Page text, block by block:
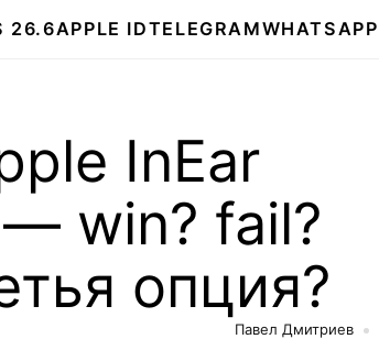
26.6APPLE IDTELEGRAMWHATSAPP
InEar
win? fail?
опция?
Павел Дмитриев